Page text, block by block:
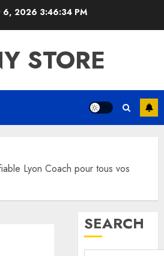
6, 2026 3:46:35 PM
STORE
Lyon Coach pour tous vos
SEARCH